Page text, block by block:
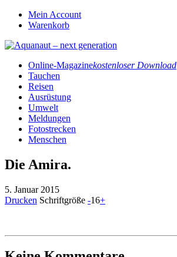
Mein Account
Warenkorb
Online-Magazinekostenloser Download
Tauchen
Reisen
Ausrüstung
Umwelt
Meldungen
Fotostrecken
Menschen
Die Amira.
5. Januar 2015
Drucken Schriftgröße -16+